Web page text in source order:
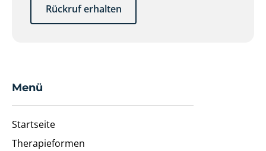
Rückruf erhalten
Menü
Startseite
Therapieformen